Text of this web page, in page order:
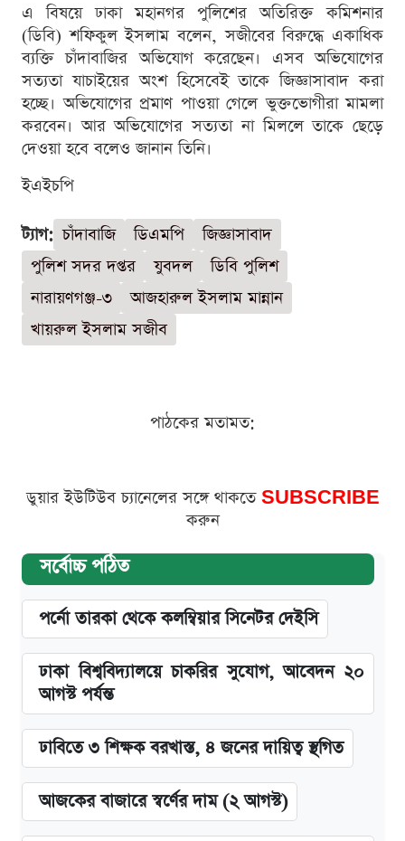
এ বিষয়ে ঢাকা মহানগর পুলিশের অতিরিক্ত কমিশনার
(ডিবি) শফিকুল ইসলাম বলেন, সজীবের বিরুদ্ধে একাধিক
ব্যক্তি চাঁদাবাজির অভিযোগ করেছেন। এসব অভিযোগের
সত্যতা যাচাইয়ের অংশ হিসেবেই তাকে জিজ্ঞাসাবাদ করা
হচ্ছে। অভিযোগের প্রমাণ পাওয়া গেলে ভুক্তভোগীরা মামলা
করবেন। আর অভিযোগের সত্যতা না মিললে তাকে ছেড়ে
দেওয়া হবে বলেও জানান তিনি।
ইএইচপি
ট্যাগ: চাঁদাবাজি ডিএমপি
জিজ্ঞাসাবাদ
পুলিশ সদর দপ্তর
যুবদল
ডিবি পুলিশ
নারায়ণগঞ্জ-৩
আজহারুল ইসলাম মান্নান
খায়রুল ইসলাম সজীব
পাঠকের মতামত:
ডুয়ার ইউটিউব চ্যানেলের সঙ্গে থাকতে SUBSCRIBE
করুন
সর্বোচ্চ পঠিত
পর্নো তারকা থেকে কলম্বিয়ার সিনেটর দেইসি
ঢাকা বিশ্ববিদ্যালয়ে চাকরির সুযোগ, আবেদন ২০
আগস্ট পর্যন্ত
ঢাবিতে ৩ শিক্ষক বরখাস্ত, ৪ জনের দায়িত্ব স্থগিত
আজকের বাজারে স্বর্ণের দাম (২ আগস্ট)